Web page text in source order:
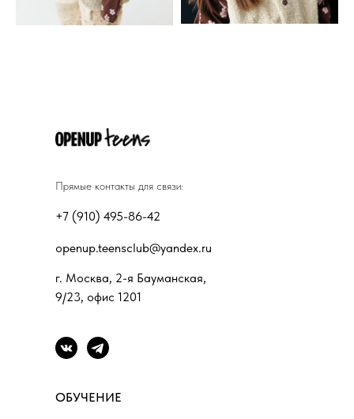
г. Москва, 2-я Бауманская,
9/23, офис 1201
+7 (910) 495-86-42
openup.teensclub@yandex.ru
Прямые контакты для связи:
ОБУЧЕНИЕ